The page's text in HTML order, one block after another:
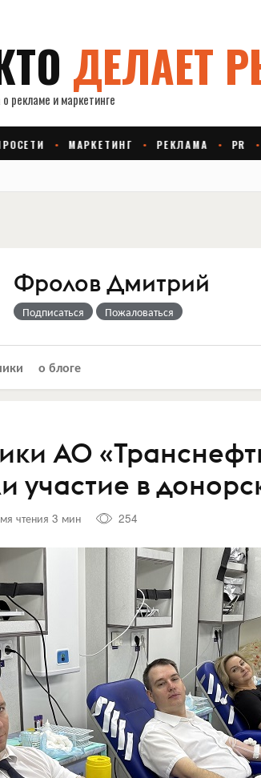
Фролов Дмитрий
Подписаться Пожаловаться
о блоге
АО
участие в
чтения 3 мин 254